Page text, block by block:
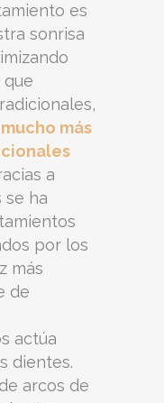
es
sonrisa
que
más
a
se ha
por los
más
de
actúa
dientes.
arcos de